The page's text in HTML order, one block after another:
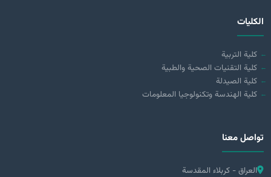
الكليات
كلية التربية
كلية التقنيات الصحية والطبية
كلية الصيدلة
كلية الهندسة وتكنولوجيا المعلومات
تواصل معنا
العراق - كربلاء المقدسة